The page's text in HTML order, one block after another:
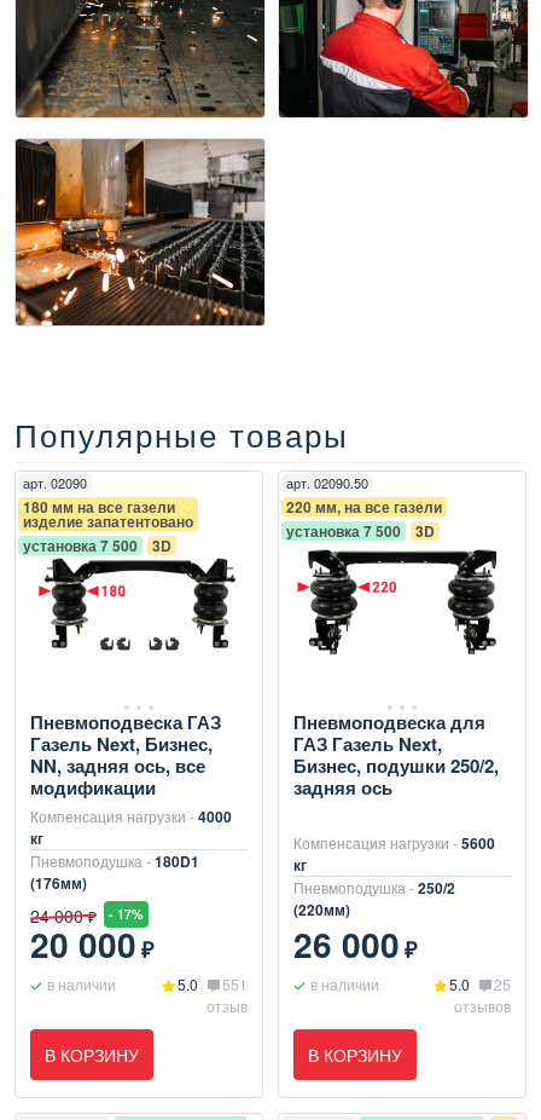
Популярные товары
арт. 02090
180 мм на все газели
изделие запатентовано
установка 7 500
3D
Пневмоподвеска ГАЗ
Газель Next, Бизнес,
NN, задняя ось, все
модификации
Компенсация нагрузки -4000
кг
Пневмоподушка -180D1
(176мм)
24 000 ₽ - 17%
20 000₽
в наличии 5.0
551
отзыв
В КОРЗИНУ
арт. 02090.50
220 мм, на все газели
установка 7 500
3D
Пневмоподвеска для
ГАЗ Газель Next,
Бизнес, подушки 250/2,
задняя ось
Компенсация нагрузки -5600
кг
Пневмоподушка -250/2
(220мм)
26 000₽
в наличии 5.0
25
отзывов
В КОРЗИНУ